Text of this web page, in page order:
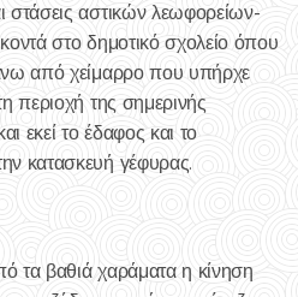
στάσεις αστικών λεωφορείων-
στο δημοτικό σχολείο όπου
από χείμαρρο που υπήρχε
περιοχή της σημερινής
εκεί το έδαφος και το
κατασκευή γέφυρας.
τα βαθιά χαράματα η κίνηση